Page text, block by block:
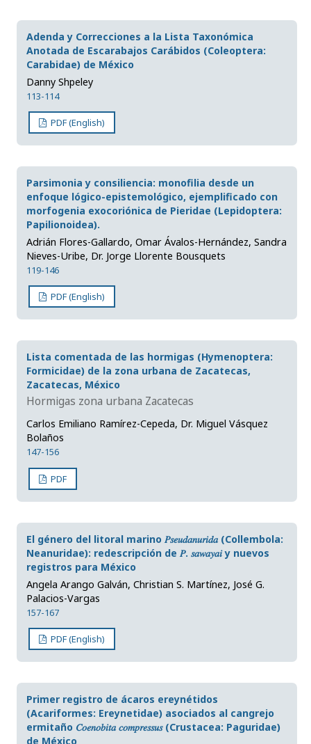
Adenda y Correcciones a la Lista Taxonómica
Anotada de Escarabajos Carábidos (Coleoptera:
Carabidae) de México
Danny Shpeley
113-114
PDF (English)
Parsimonia y consiliencia: monofilia desde un
enfoque lógico-epistemológico, ejemplificado con
morfogenia exocoriónica de Pieridae (Lepidoptera:
Papilionoidea).
Adrián Flores-Gallardo, Omar Ávalos-Hernández, Sandra
Nieves-Uribe, Dr. Jorge Llorente Bousquets
119-146
PDF (English)
Lista comentada de las hormigas (Hymenoptera:
Formicidae) de la zona urbana de Zacatecas,
Zacatecas, México
Hormigas zona urbana Zacatecas
Carlos Emiliano Ramírez-Cepeda, Dr. Miguel Vásquez
Bolaños
147-156
PDF
El género del litoral marino 𝑃𝑠𝑒𝑢𝑑𝑎𝑛𝑢𝑟𝑖𝑑𝑎 (Collembola:
Neanuridae): redescripción de 𝑃. 𝑠𝑎𝑤𝑎𝑦𝑎𝑖 y nuevos
registros para México
Angela Arango Galván, Christian S. Martínez, José G.
Palacios-Vargas
157-167
PDF (English)
Primer registro de ácaros ereynétidos
(Acariformes: Ereynetidae) asociados al cangrejo
ermitaño 𝐶𝑜𝑒𝑛𝑜𝑏𝑖𝑡𝑎 𝑐𝑜𝑚𝑝𝑟𝑒𝑠𝑠𝑢𝑠 (Crustacea: Paguridae)
de México